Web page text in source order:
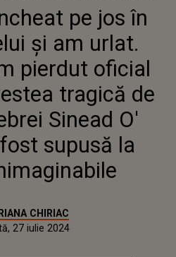
FAȚA PERETELUI ȘI AM URLAT.
MI-AM PIERDUT
MINȚILE". POVESTEA
DE VIAȚĂ A CELEBREI
O' CONNOR. A FOST
SUPUSĂ LA CHINURI
pe jos în
și am urlat.
pierdut oficial
tragică de
Sinead O'
supusă la
CHIRIAC
27 iulie 2024